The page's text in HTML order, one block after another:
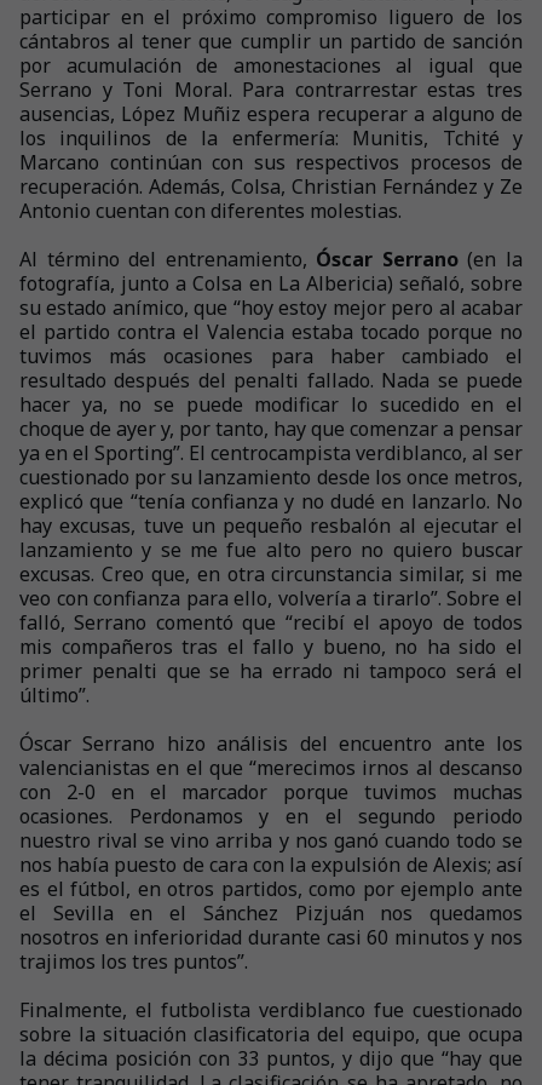
participar en el próximo compromiso liguero de los
cántabros al tener que cumplir un partido de sanción
por acumulación de amonestaciones al igual que
Serrano y Toni Moral. Para contrarrestar estas tres
ausencias, López Muñiz espera recuperar a alguno de
los inquilinos de la enfermería: Munitis, Tchité y
Marcano continúan con sus respectivos procesos de
recuperación. Además, Colsa, Christian Fernández y Ze
Antonio cuentan con diferentes molestias.
Al término del entrenamiento, Óscar Serrano(en la
fotografía, junto a Colsa en La Albericia) señaló, sobre
su estado anímico, que “hoy estoy mejor pero al acabar
el partido contra el Valencia estaba tocado porque no
tuvimos más ocasiones para haber cambiado el
resultado después del penalti fallado. Nada se puede
hacer ya, no se puede modificar lo sucedido en el
choque de ayer y, por tanto, hay que comenzar a pensar
ya en el Sporting”. El centrocampista verdiblanco, al ser
cuestionado por su lanzamiento desde los once metros,
explicó que “tenía confianza y no dudé en lanzarlo. No
hay excusas, tuve un pequeño resbalón al ejecutar el
lanzamiento y se me fue alto pero no quiero buscar
excusas. Creo que, en otra circunstancia similar, si me
veo con confianza para ello, volvería a tirarlo”. Sobre el
falló, Serrano comentó que “recibí el apoyo de todos
mis compañeros tras el fallo y bueno, no ha sido el
primer penalti que se ha errado ni tampoco será el
último”.
Óscar Serrano hizo análisis del encuentro ante los
valencianistas en el que “merecimos irnos al descanso
con 2-0 en el marcador porque tuvimos muchas
ocasiones. Perdonamos y en el segundo periodo
nuestro rival se vino arriba y nos ganó cuando todo se
nos había puesto de cara con la expulsión de Alexis; así
es el fútbol, en otros partidos, como por ejemplo ante
el Sevilla en el Sánchez Pizjuán nos quedamos
nosotros en inferioridad durante casi 60 minutos y nos
trajimos los tres puntos”.
Finalmente, el futbolista verdiblanco fue cuestionado
sobre la situación clasificatoria del equipo, que ocupa
la décima posición con 33 puntos, y dijo que “hay que